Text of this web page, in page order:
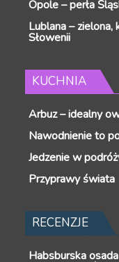
Opole – perła
Lublana – zielona,
Słowenii
KUCHNIA
Arbuz – idealny
Nawodnienie to
Jedzenie w
Przyprawy świata
RECENZJE
Habsburska